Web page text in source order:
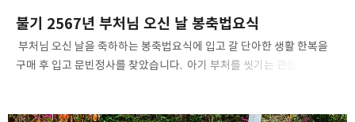
불기 2567년 부처님 오신 날 봉축법요식
​ 부처님 오신 날을 축하하는 봉축법요식에 입고 갈 단아한 생활 한복을
구매 후 입고 문빈정사를 찾았습니다. ​ 아기 부처를 씻기는 관불 의식을